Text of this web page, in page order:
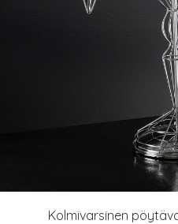
Kolmivarsinen